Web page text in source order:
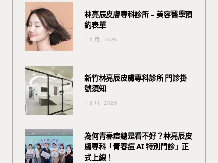
林亮辰皮膚專科診所 – 美容醫學預
約表單
1 8 月, 2026
新竹林亮辰皮膚專科診所 門診掛
號須知
1 8 月, 2026
為何青春痘總是看不好？林亮辰皮
膚專科「青春痘 AI 特別門診」正
式上線！